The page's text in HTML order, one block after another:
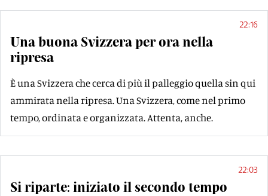
22:16
Una buona Svizzera per ora nella
ripresa
È una Svizzera che cerca di più il palleggio quella sin qui
ammirata nella ripresa. Una Svizzera, come nel primo
tempo, ordinata e organizzata. Attenta, anche.
22:03
Si riparte: iniziato il secondo tempo